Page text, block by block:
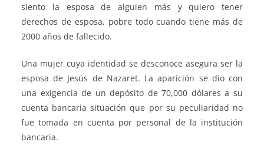
siento la esposa de alguien más y quiero tener
derechos de esposa, pobre todo cuando tiene más de
2000 años de fallecido.
Una mujer cuya identidad se desconoce asegura ser la
esposa de Jesús de Nazaret. La aparición se dio con
una exigencia de un depósito de 70,000 dólares a su
cuenta bancaria situación que por su peculiaridad no
fue tomada en cuenta por personal de la institución
bancaria.